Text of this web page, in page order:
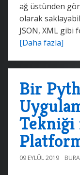
ağ üstünden
olarak
JSON, XML
[Daha fazla]
Bir
Tekniği
09 EYLÜL 2019